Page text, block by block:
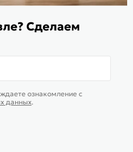
Смотреть похожие
данных
Сделаем
ознакомление c
данных.